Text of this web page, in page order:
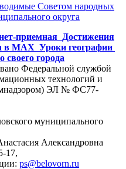
Советом народных
округа
приемная Достижения
в MAX Уроки географии
своего города
Федеральной службой
технологий и
ЭЛ № ФС77-
муниципального
Александровна
17,
ps@belovorn.ru